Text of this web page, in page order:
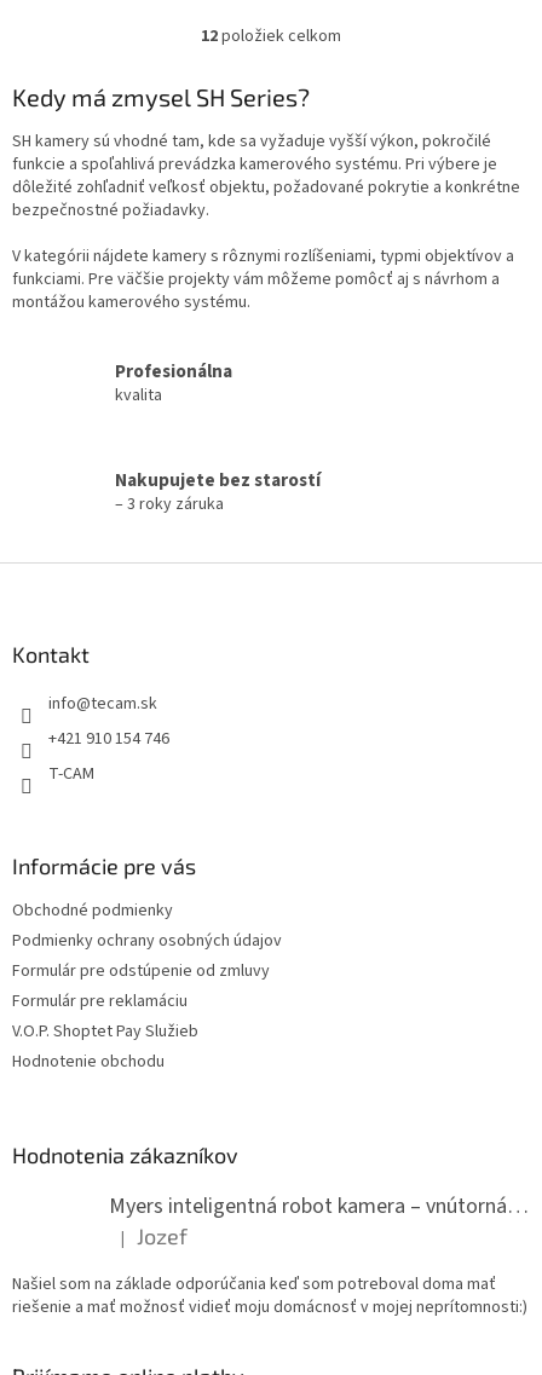
O
l
á
d
a
c
p
r
u
12položiek celkom
Kedy má zmysel SH Series?
SH kamery sú vhodné tam, kde sa vyžaduje vyšší výkon, pokročilé
funkcie a spoľahlivá prevádzka kamerového systému. Pri výbere je
dôležité zohľadniť veľkosť objektu, požadované pokrytie a konkrétne
bezpečnostné požiadavky.
V kategórii nájdete kamery s rôznymi rozlíšeniami, typmi objektívov a
funkciami. Pre väčšie projekty vám môžeme pomôcť aj s návrhom a
montážou kamerového systému.
Profesionálna
kvalita
Nakupujete bez starostí
– 3 roky záruka
Kontakt
info@tecam.sk
+421 910 154 746
T-CAM
Informácie pre vás
Obchodné podmienky
Podmienky ochrany osobných údajov
Formulár pre odstúpenie od zmluvy
Formulár pre reklamáciu
V.O.P. Shoptet Pay Služieb
Hodnotenie obchodu
Hodnotenia zákazníkov
Myers inteligentná robot kamera – vnútorná WiFi kamera
Hodnotenie produktu je 5 z 5 hviezdičiek.
| Jozef
Našiel som na základe odporúčania keď som potreboval doma mať
riešenie a mať možnosť vidieť moju domácnosť v mojej neprítomnosti:)